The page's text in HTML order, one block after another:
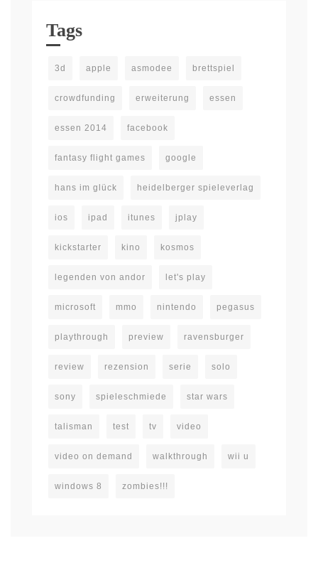
Tags
3d apple asmodee brettspiel
crowdfunding erweiterung essen
essen 2014 facebook
fantasy flight games google
hans im glück heidelberger spieleverlag
ios ipad itunes jplay
kickstarter kino kosmos
legenden von andor let's play
microsoft mmo nintendo pegasus
playthrough preview ravensburger
review rezension serie solo
sony spieleschmiede star wars
talisman test tv video
video on demand walkthrough wii u
windows 8 zombies!!!